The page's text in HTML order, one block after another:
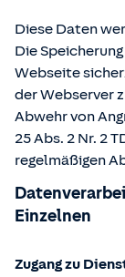
Diese Daten
Die
Webseite
der Webserver
Abwehr von
25 Abs. 2 Nr. 2
regelmäßigen
Einzelnen
Zugang zu